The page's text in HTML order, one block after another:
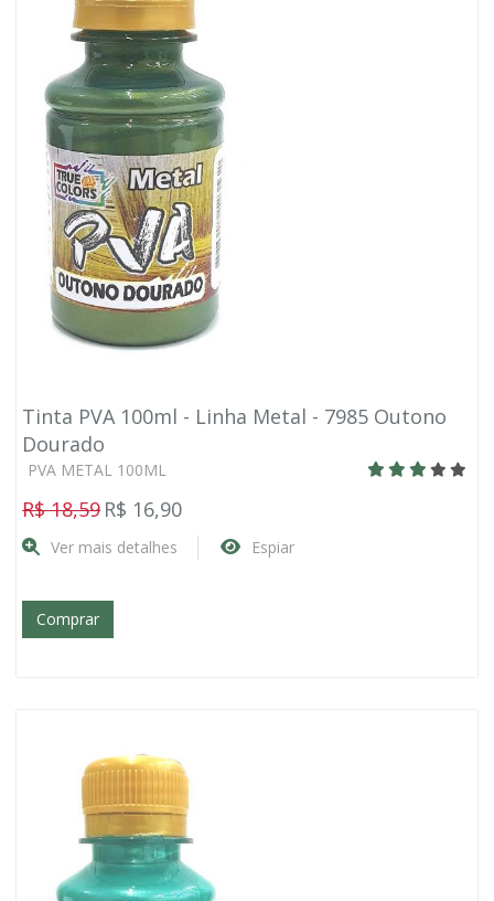
Tinta PVA 100ml - Linha Metal - 7985 Outono
Dourado
PVA METAL 100ML
R$ 18,59 R$ 16,90
Ver mais detalhes Espiar
Comprar